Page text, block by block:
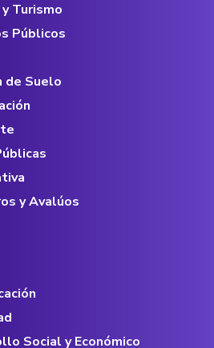
Turismo
Públicos
de Suelo
y Avalúos
Social y Económico